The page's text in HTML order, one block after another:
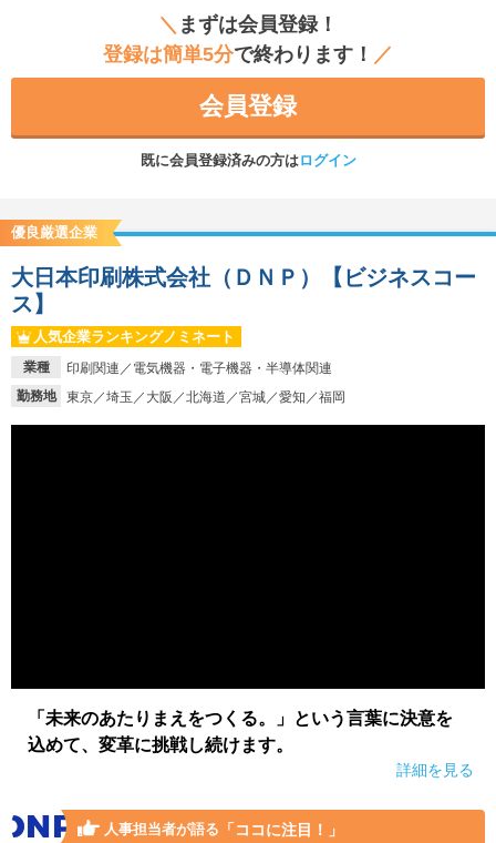
＼ まずは会員登録！
登録は簡単5分で終わります！ ／
会員登録
既に会員登録済みの方はログイン
優良厳選企業
業種
印刷関連／電気機器・電子機器・半導体関連
勤務地
東京／埼玉／大阪／北海道／宮城／愛知／福岡
大日本印刷株式会社（ＤＮＰ）【ビジネスコー
ス】
人気企業ランキングノミネート
「未来のあたりまえをつくる。」という言葉に決意を
込めて、変革に挑戦し続けます。
詳細を見る
人事担当者が語る 「ココに注目！」